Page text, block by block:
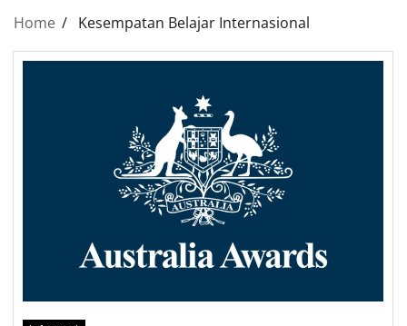
Home Kesempatan Belajar Internasional